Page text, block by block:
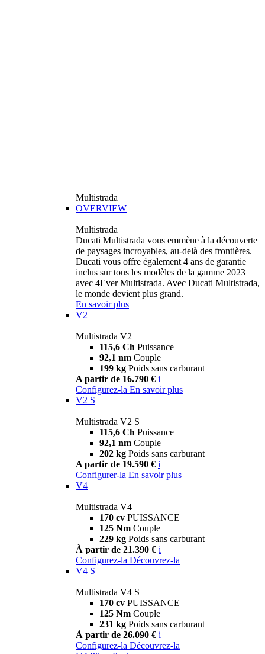
Multistrada
OVERVIEW
Multistrada
Ducati Multistrada vous emmène à la découverte
de paysages incroyables, au-delà des frontières.
Ducati vous offre également 4 ans de garantie
inclus sur tous les modèles de la gamme 2023
avec 4Ever Multistrada. Avec Ducati Multistrada,
le monde devient plus grand.
En savoir plus
V2
Multistrada V2
115,6 Ch Puissance
92,1 nm Couple
199 kg Poids sans carburant
A partir de 16.790 € i
Configurez-la En savoir plus
V2 S
Multistrada V2 S
115,6 Ch Puissance
92,1 nm Couple
202 kg Poids sans carburant
A partir de 19.590 € i
Configurer-la En savoir plus
V4
Multistrada V4
170 cv PUISSANCE
125 Nm Couple
229 kg Poids sans carburant
À partir de 21.390 € i
Configurez-la Découvrez-la
V4 S
Multistrada V4 S
170 cv PUISSANCE
125 Nm Couple
231 kg Poids sans carburant
À partir de 26.090 € i
Configurez-la Découvrez-la